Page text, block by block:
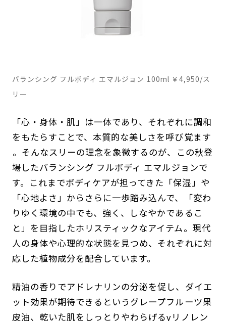
バランシング フルボディ エマルジョン 100ml ￥4,950/ス
リー
「心・身体・肌」は一体であり、それぞれに調和
をもたらすことで、本質的な美しさを呼び覚ます
――。そんなスリーの理念を象徴するのが、この秋登
場したバランシング フルボディ エマルジョンで
す。これまでボディケアが担ってきた「保湿」や
「心地よさ」からさらに一歩踏み込んで、「変わ
りゆく環境の中でも、強く、しなやかであるこ
と」を目指したホリスティックなアイテム。現代
人の身体や心理的な状態を見つめ、それぞれに対
応した植物成分を配合しています。
精油の香りでアドレナリンの分泌を促し、ダイエ
ット効果が期待できるというグレープフルーツ果
皮油、乾いた肌をしっとりやわらげるγリノレン